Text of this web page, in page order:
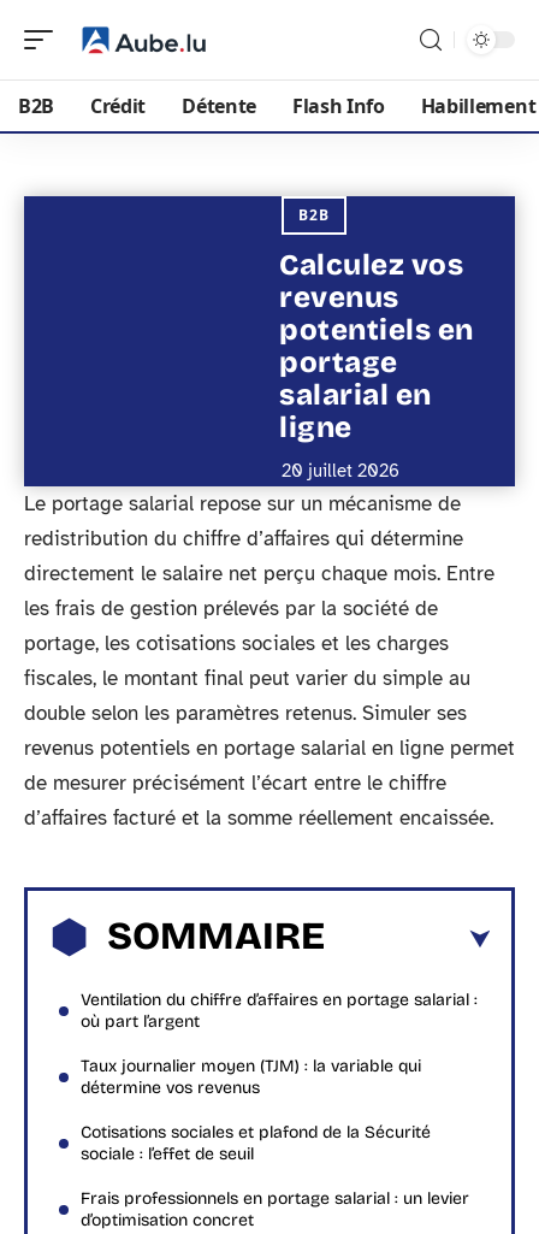
B2B Crédit Détente Flash Info Habillement
B2B
Calculez vos
revenus
potentiels en
portage
salarial en
ligne
20 juillet 2026
Le portage salarial repose sur un mécanisme de
redistribution du chiffre d’affaires qui détermine
directement le salaire net perçu chaque mois. Entre
les frais de gestion prélevés par la société de
portage, les cotisations sociales et les charges
fiscales, le montant final peut varier du simple au
double selon les paramètres retenus. Simuler ses
revenus potentiels en portage salarial en ligne permet
de mesurer précisément l’écart entre le chiffre
d’affaires facturé et la somme réellement encaissée.
SOMMAIRE
Ventilation du chiffre d’affaires en portage salarial :
où part l’argent
Taux journalier moyen (TJM) : la variable qui
détermine vos revenus
Cotisations sociales et plafond de la Sécurité
sociale : l’effet de seuil
Frais professionnels en portage salarial : un levier
d’optimisation concret